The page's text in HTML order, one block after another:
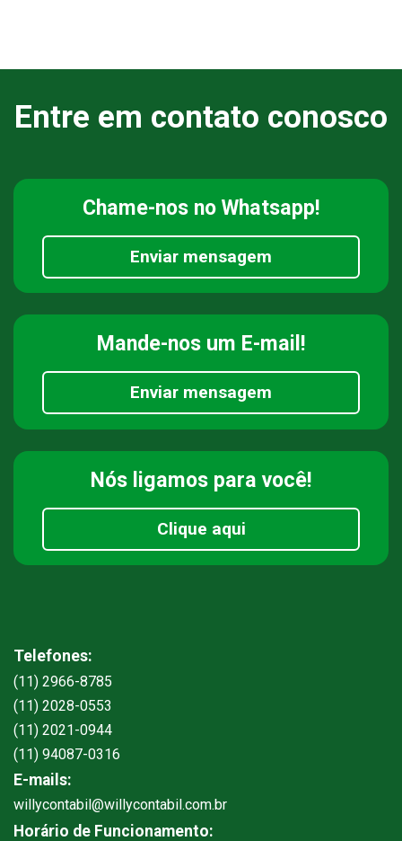
Entre em contato conosco
Chame-nos no Whatsapp!
Enviar mensagem
Mande-nos um E-mail!
Enviar mensagem
Nós ligamos para você!
Clique aqui
Telefones:
(11) 2966-8785
(11) 2028-0553
(11) 2021-0944
(11) 94087-0316
E-mails:
willycontabil@willycontabil.com.br
Horário de Funcionamento: